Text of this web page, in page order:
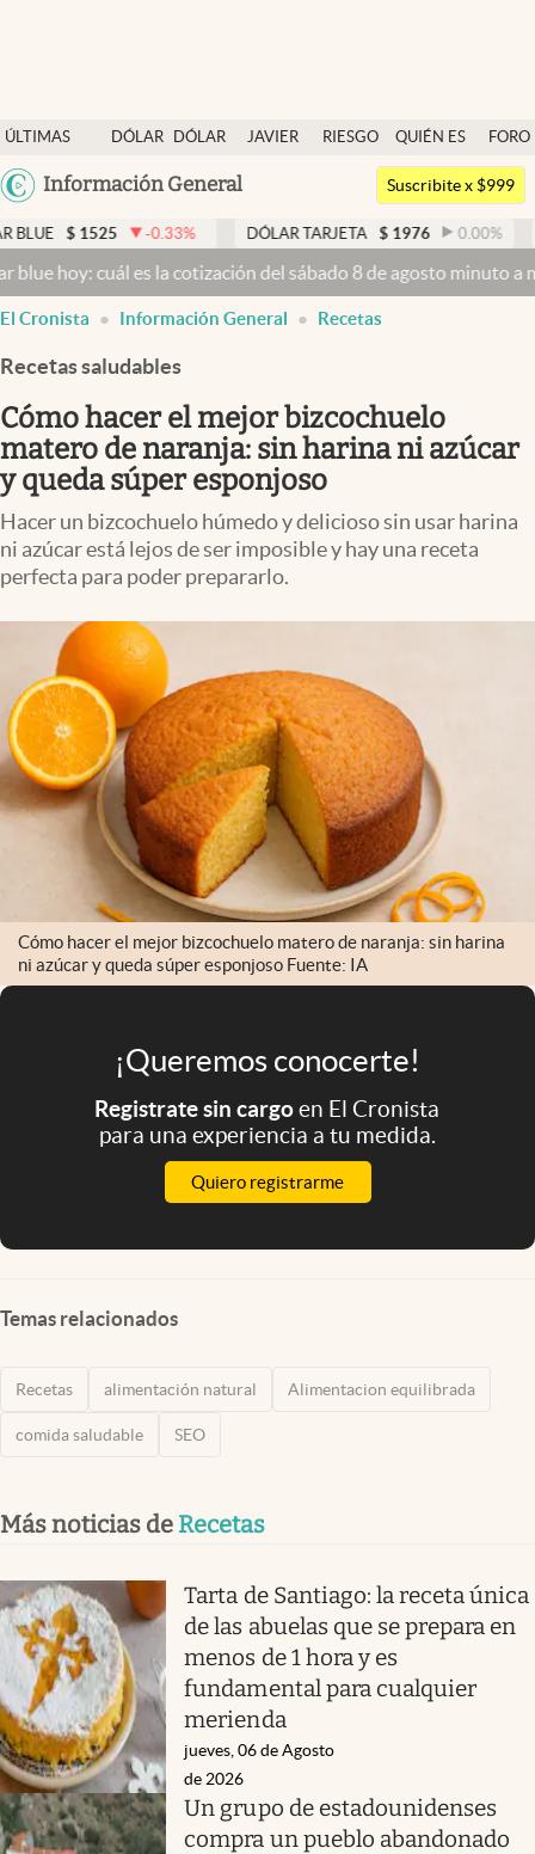
ÚLTIMAS
NOTICIAS
DÓLAR
DÓLAR
JAVIER
RIESGO
QUIÉN ES
QUIÉN
FORO
Argentina
México
Información General
Dólar
Members
Economía y Política
Finanzas y Mercados
Mercados Online
Negocios
Columnistas
Otras secciones
Infotechnology
Clase
Mundial 2026
Eventos Corporativos
El Cronista Studio
Mediakit
abre en nueva pestaña
Argentina
Suscribite x $999
-0.33% DÓLAR TARJETA $ 1976 0.00% DÓLAR
es la cotización del sábado 8 de agosto minuto a minuto
El Cronista Información General Recetas
Recetas saludables
Cómo hacer el mejor bizcochuelo
matero de naranja: sin harina ni azúcar
y queda súper esponjoso
Hacer un bizcochuelo húmedo y delicioso sin usar harina
ni azúcar está lejos de ser imposible y hay una receta
perfecta para poder prepararlo.
Cómo hacer el mejor bizcochuelo matero de naranja: sin harina
ni azúcar y queda súper esponjoso Fuente: IA
¡Queremos conocerte!
Registrate sin cargoen El Cronista
para una experiencia a tu medida.
Quiero registrarme
Temas relacionados
Recetas alimentación natural Alimentacion equilibrada
comida saludable SEO
Más noticias de Recetas
Tarta de Santiago: la receta única
de las abuelas que se prepara en
menos de 1 hora y es
fundamental para cualquier
merienda
jueves, 06 de Agosto
de 2026
Un grupo de estadounidenses
compra un pueblo abandonado